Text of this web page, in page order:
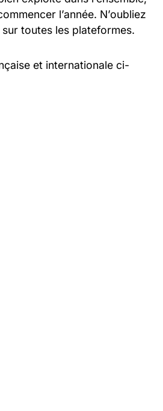
l’année. N’oubliez
toutes les plateformes.
et internationale ci-